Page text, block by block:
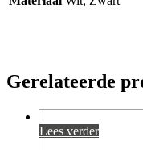
Gerelateerde
Lees verder